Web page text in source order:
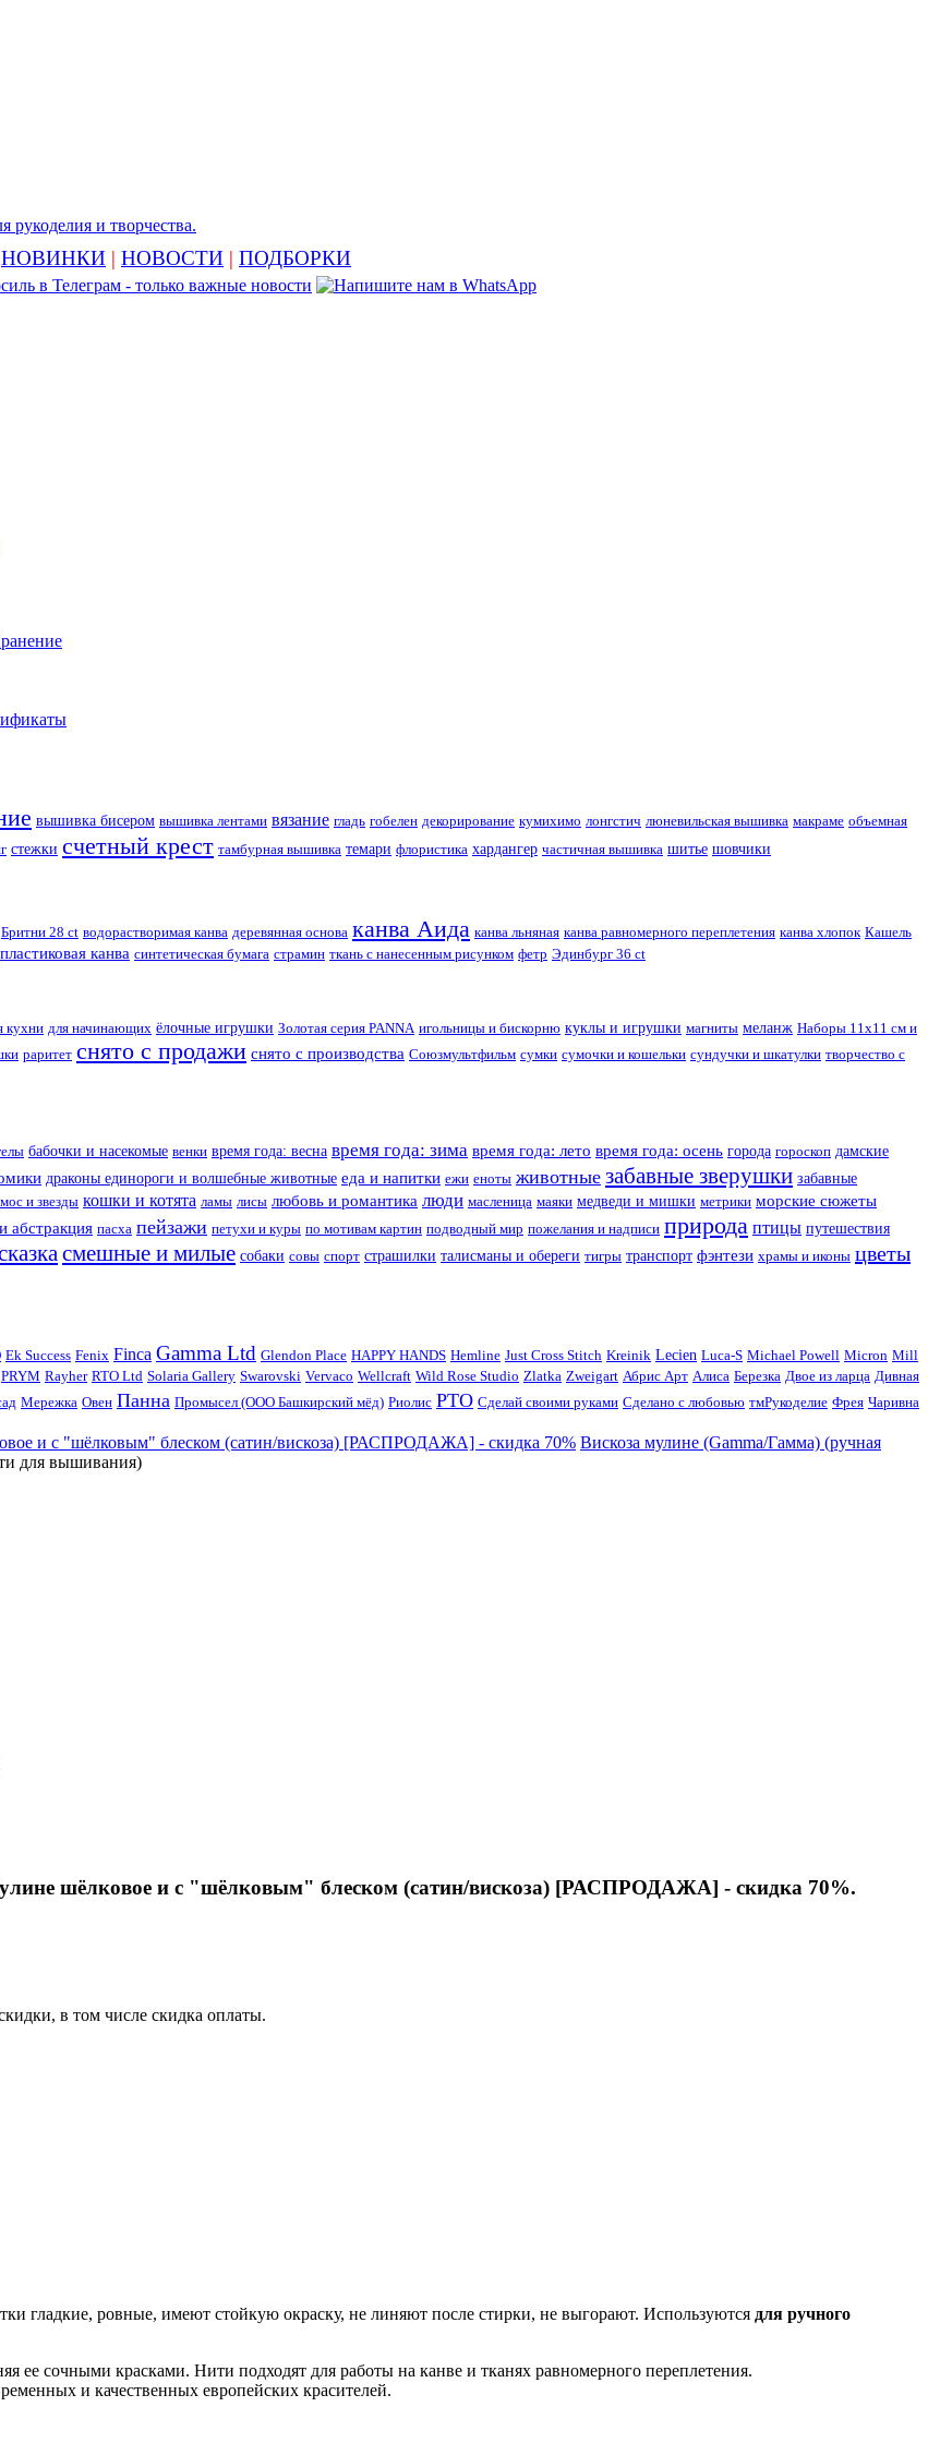
НОВИНКИ | НОВОСТИ | ПОДБОРКИ
вышивка бисером вышивка лентами вязание гладь гобелен декорирование кумихимо лонгстич люневильская вышивка макраме объемная
стежки счетный крест тамбурная вышивка темари флористика хардангер частичная вышивка шитье шовчики
Бритни 28 ct водорастворимая канва деревянная основа канва Аида канва льняная канва равномерного переплетения канва хлопок Кашель
пластиковая канва синтетическая бумага страмин ткань с нанесенным рисунком фетр Эдинбург 36 ct
кухни для начинающих ёлочные игрушки Золотая серия PANNA игольницы и бискорню куклы и игрушки магниты меланж Наборы 11х11 см и
раритет снято с продажи снято с производства Союзмультфильм сумки сумочки и кошельки сундучки и шкатулки творчество с
бабочки и насекомые венки время года: весна время года: зима время года: лето время года: осень города гороскоп дамские
драконы единороги и волшебные животные еда и напитки ежи еноты животные забавные зверушки забавные
и звезды кошки и котята ламы лисы любовь и романтика люди масленица маяки медведи и мишки метрики морские сюжеты
абстракция пасха пейзажи петухи и куры по мотивам картин подводный мир пожелания и надписи природа птицы путешествия
смешные и милые собаки совы спорт страшилки талисманы и обереги тигры транспорт фэнтези храмы и иконы цветы
Ek Success Fenix Finca Gamma Ltd Glendon Place HAPPY HANDS Hemline Just Cross Stitch Kreinik Lecien Luca-S Michael Powell Micron Mill
PRYM Rayher RTO Ltd Solaria Gallery Swarovski Vervaco Wellcraft Wild Rose Studio Zlatka Zweigart Абрис Арт Алиса Березка Двое из ларца Дивная
Мережка Овен Панна Промысел (ООО Башкирский мёд) Риолис РТО Сделай своими руками Сделано с любовью тмРукоделиe Фрея Чаривна
и с "шёлковым" блеском (сатин/вискоза) [РАСПРОДАЖА] - скидка 70% Вискоза мулине (Gamma/Гамма) (ручная
для вышивания)
шёлковое и с "шёлковым" блеском (сатин/вискоза) [РАСПРОДАЖА] - скидка 70%.
в том числе скидка оплаты.
гладкие, ровные, имеют стойкую окраску, не линяют после стирки, не выгорают. Используются для ручного
сочными красками. Нити подходят для работы на канве и тканях равномерного переплетения.
и качественных европейских красителей.